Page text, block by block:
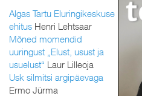
Algas Tartu Eluringikeskuse
ehitus Henri Lehtsaar
Mõned momendid
uuringust „Elust, usust ja
usuelust“ Laur Lilleoja
Usk silmitsi argipäevaga
Ermo Jürma